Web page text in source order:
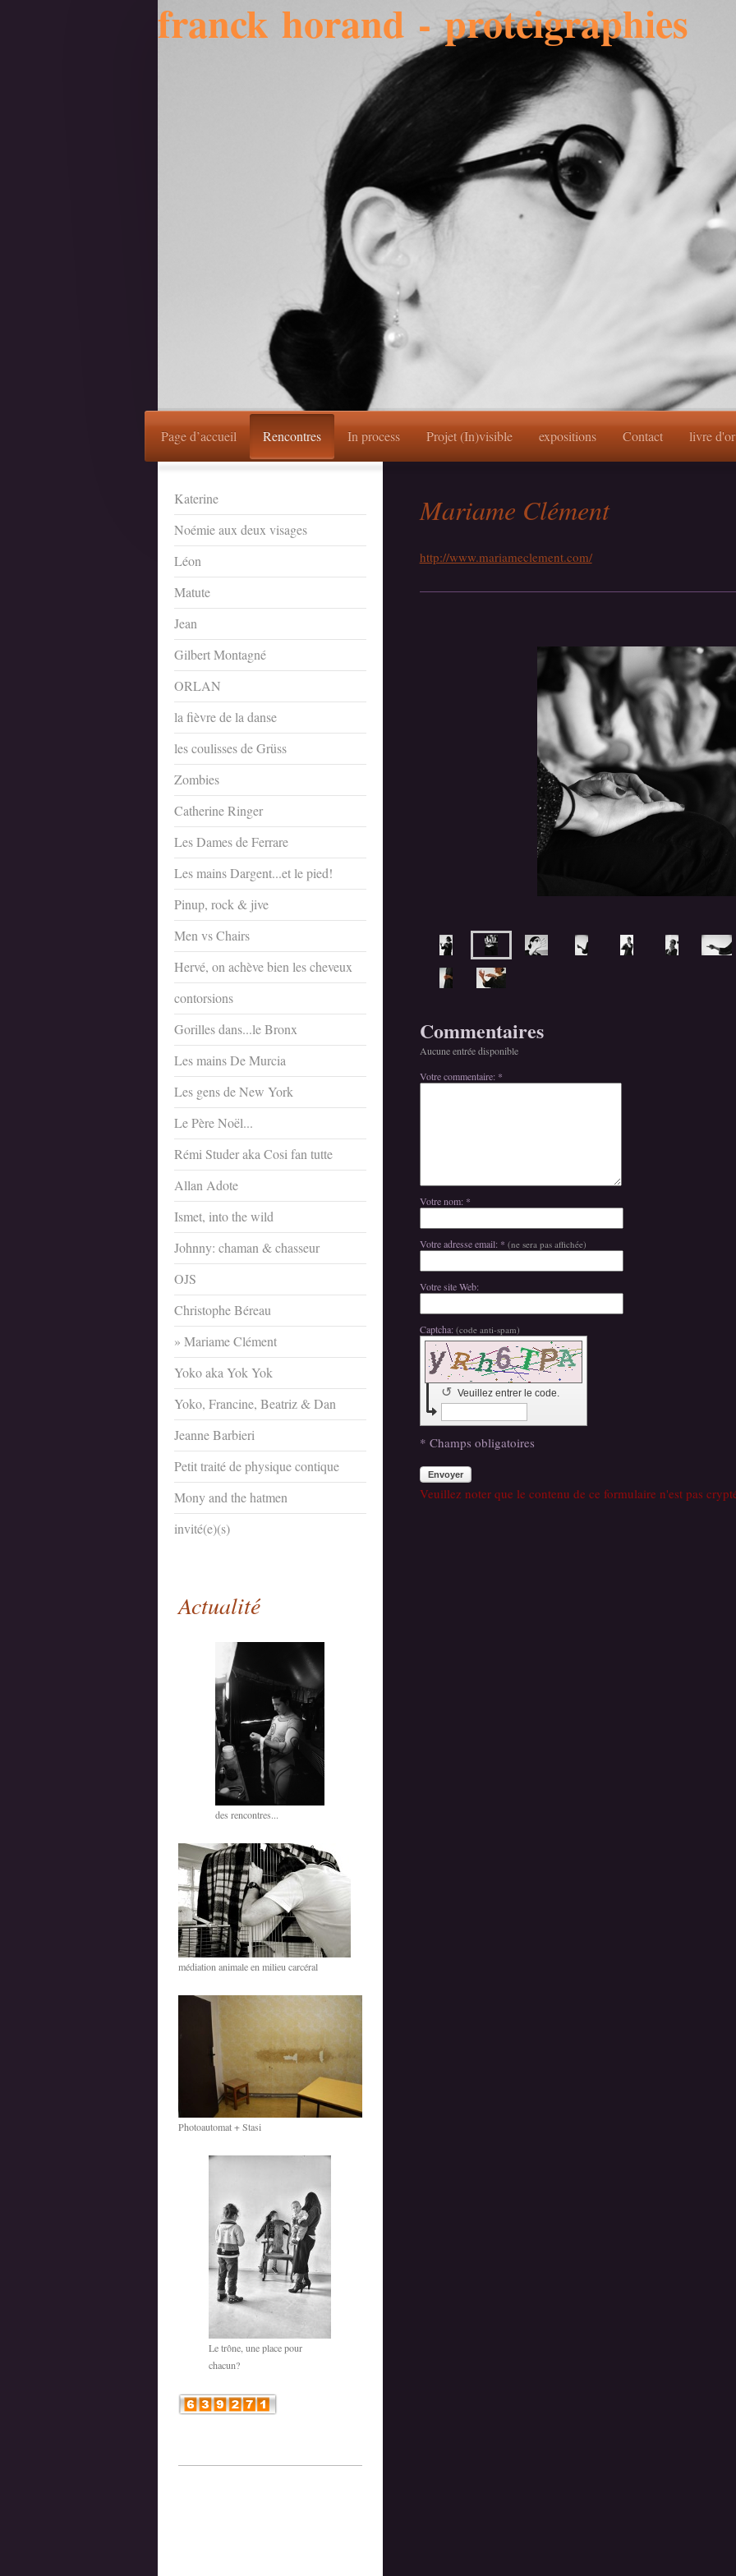
franck horand - proteigraphies
Page d’accueil Rencontres In process Projet (In)visible expositions Contact livre
Mariame Clément
http://www.mariameclement.com/
Commentaires
Aucune entrée disponible
Votre commentaire: *
Votre nom: *
Votre adresse email: * (ne sera pas affichée)
Votre site Web:
Captcha: (code anti-spam)
Veuillez entrer le code.
↺
* Champs obligatoires
Envoyer
Veuillez noter que le contenu de ce formulaire n'est pas
Katerine
Noémie aux deux visages
Léon
Matute
Jean
Gilbert Montagné
ORLAN
la fièvre de la danse
les coulisses de Grüss
Zombies
Catherine Ringer
Les Dames de Ferrare
Les mains Dargent...et le pied!
Pinup, rock & jive
Men vs Chairs
Hervé, on achève bien les cheveux
contorsions
Gorilles dans...le Bronx
Les mains De Murcia
Les gens de New York
Le Père Noël...
Rémi Studer aka Cosi fan tutte
Allan Adote
Ismet, into the wild
Johnny: chaman & chasseur
OJS
Christophe Béreau
Mariame Clément
Yoko aka Yok Yok
Yoko, Francine, Beatriz & Dan
Jeanne Barbieri
Petit traité de physique contique
Mony and the hatmen
invité(e)(s)
Actualité
des rencontres...
médiation animale en milieu carcéral
Photoautomat + Stasi
Le trône, une place pour
chacun?